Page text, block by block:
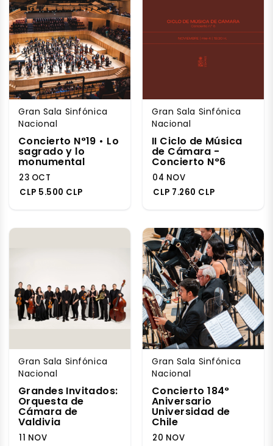
Gran Sala Sinfónica
Nacional
Concierto N°19 • Lo
sagrado y lo
monumental
23 OCT
CLP 5.500 CLP
Gran Sala Sinfónica
Nacional
II Ciclo de Música
de Cámara -
Concierto N°6
04 NOV
CLP 7.260 CLP
Gran Sala Sinfónica
Nacional
Grandes Invitados:
Orquesta de
Cámara de
Valdivia
11 NOV
Gran Sala Sinfónica
Nacional
Concierto 184°
Aniversario
Universidad de
Chile
20 NOV